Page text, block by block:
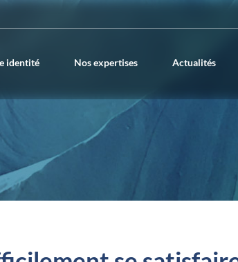
identité Nos expertises Actualités